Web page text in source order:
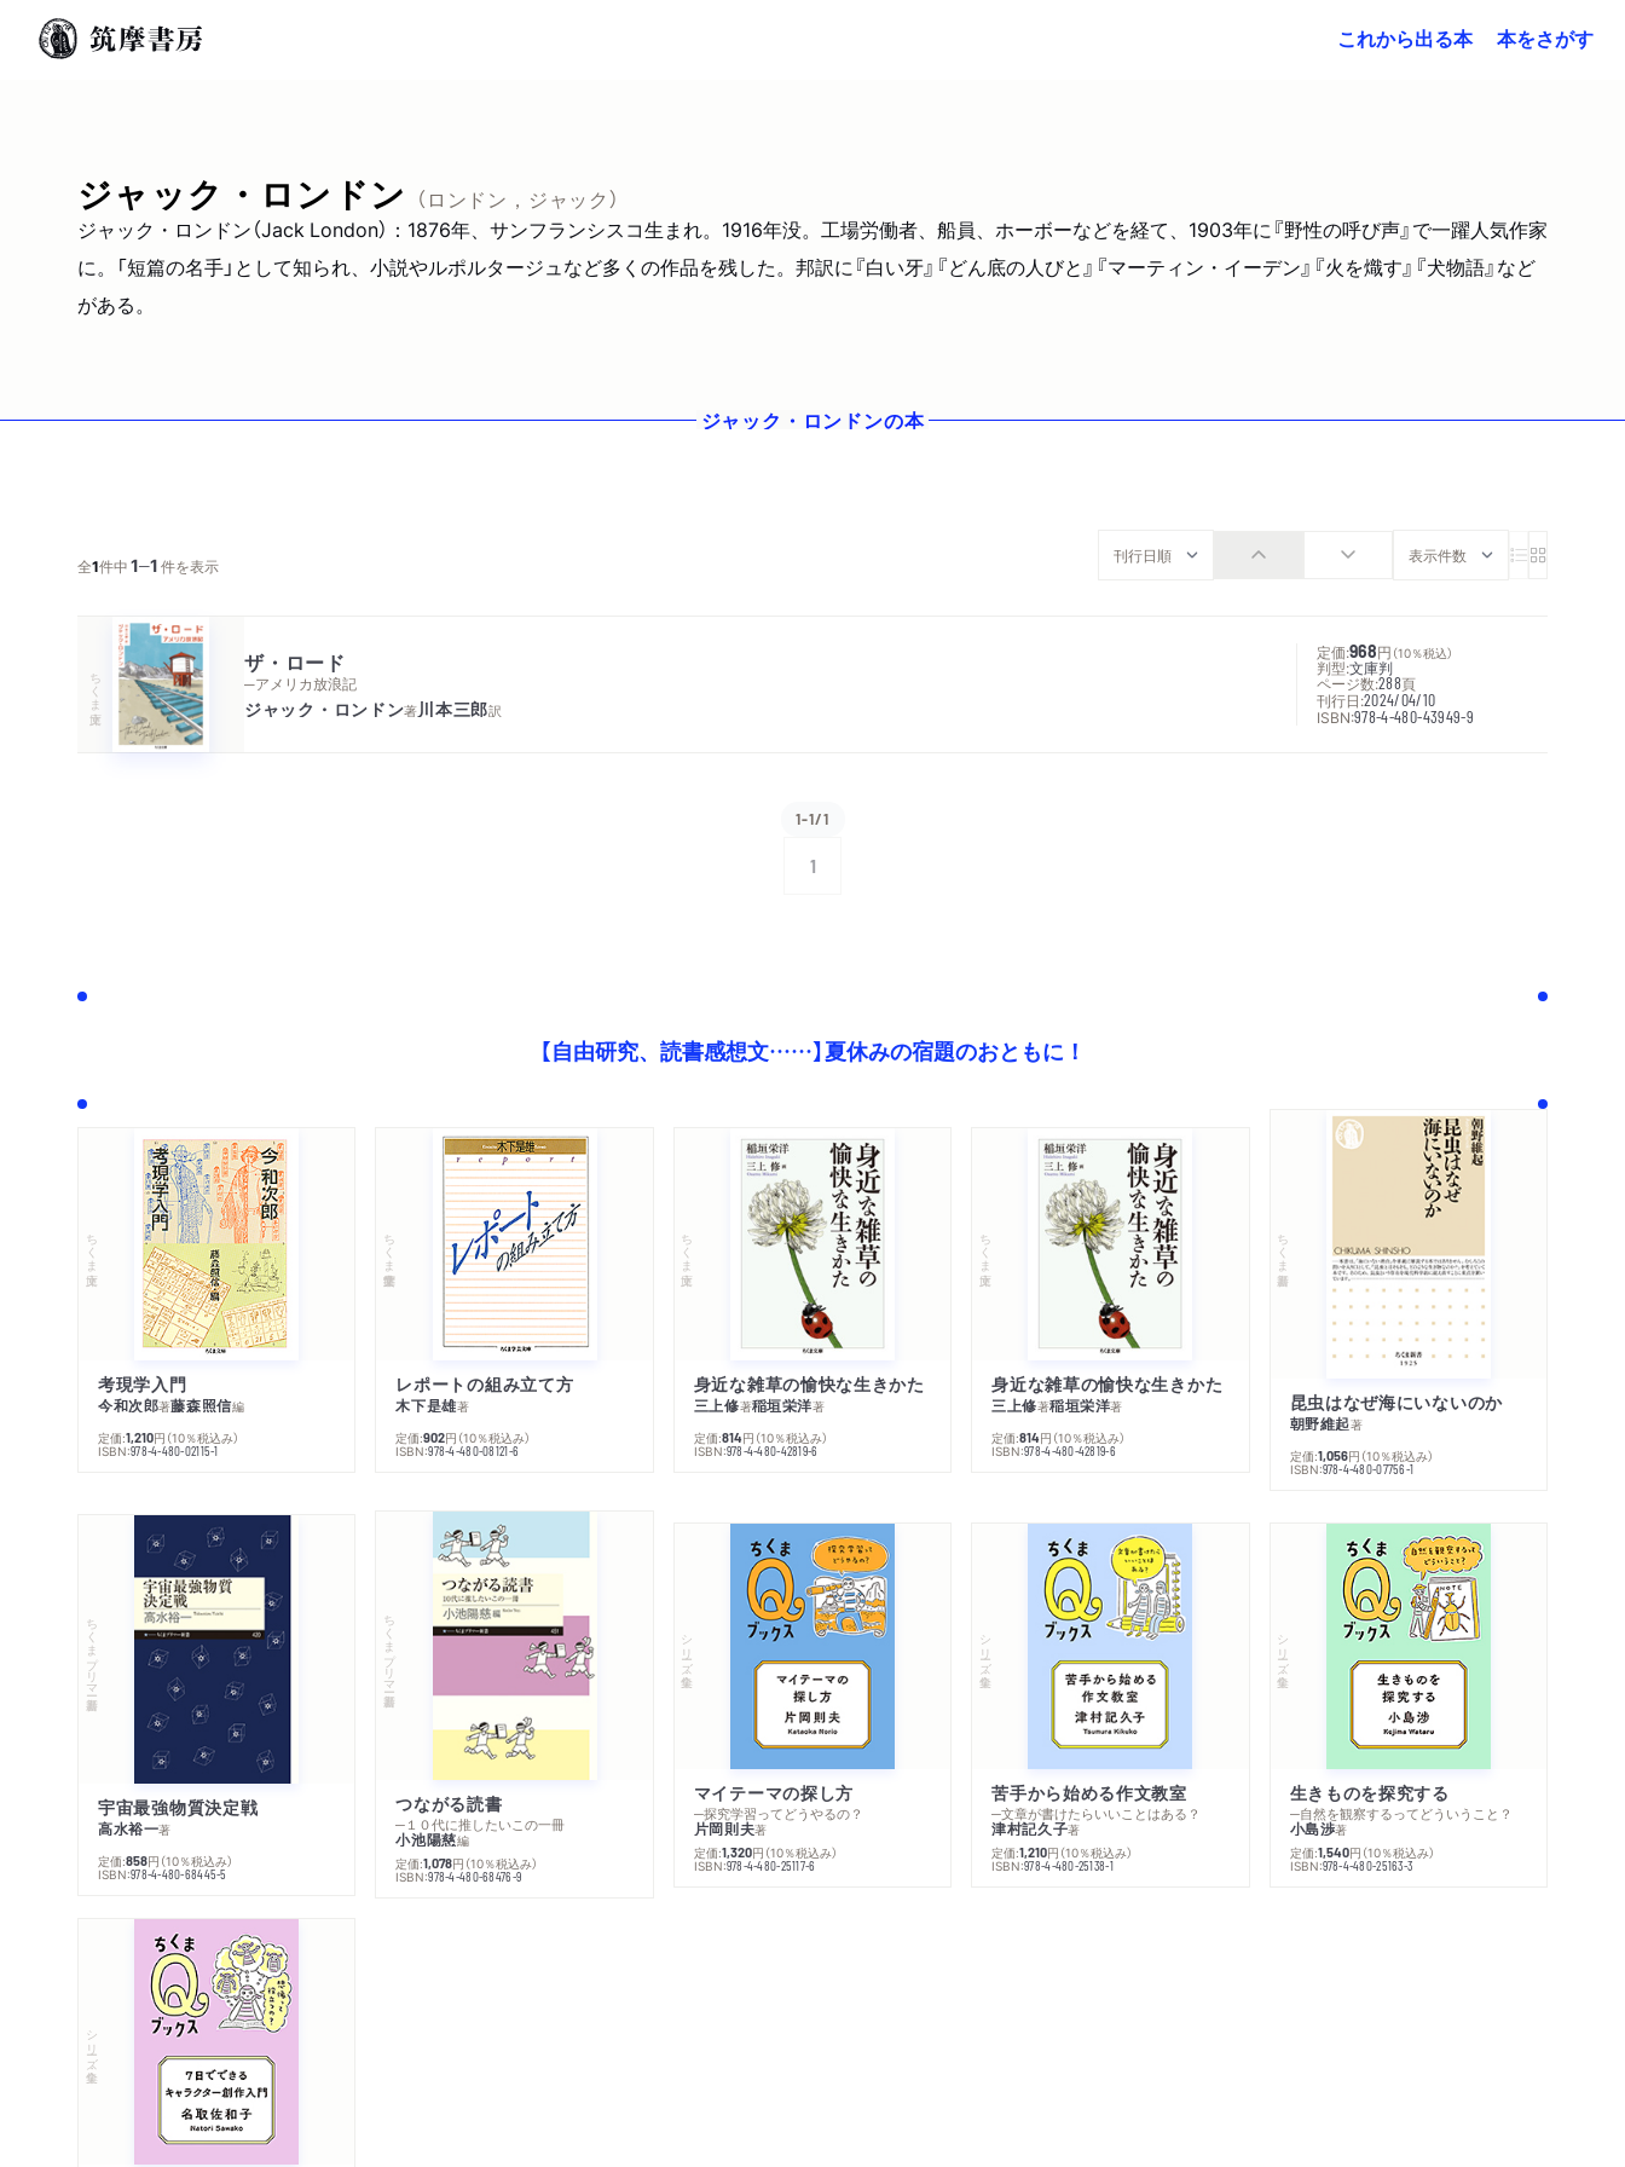
これから出る本 本をさがす
ジャック・ロンドン （ロンドン，ジャック）
ジャック・ロンドン（Jack London）：1876年、サンフランシスコ生まれ。1916年没。工場労働者、船員、ホーボーなどを経て、1903年に『野性の呼び声』で一躍人気作家
に。「短篇の名手」として知られ、小説やルポルタージュなど多くの作品を残した。邦訳に『白い牙』『どん底の人びと』『マーティン・イーデン』『火を熾す』『犬物語』など
がある。
ジャック・ロンドンの本
全1件中1─1件を表示
ちくま文庫
ザ・ロード
─アメリカ放浪記
ジャック・ロンドン著川本三郎訳
定価:968円 （10％税込）
判型:文庫判
ページ数:288頁
刊行日:2024/04/10
ISBN:978-4-480-43949-9
1-1/1
1
【自由研究、読書感想文……】夏休みの宿題のおともに！
ちくま文庫
考現学入門
今和次郎著藤森照信編
定価:1,210円 （10％税込み）
ISBN:978-4-480-02115-1
ちくま学芸文庫
レポートの組み立て方
木下是雄著
定価:902円 （10％税込み）
ISBN:978-4-480-08121-6
ちくま文庫
身近な雑草の愉快な生きかた
三上修著稲垣栄洋著
定価:814円 （10％税込み）
ISBN:978-4-480-42819-6
ちくま文庫
身近な雑草の愉快な生きかた
三上修著稲垣栄洋著
定価:814円 （10％税込み）
ISBN:978-4-480-42819-6
ちくま新書
昆虫はなぜ海にいないのか
朝野維起著
定価:1,056円 （10％税込み）
ISBN:978-4-480-07756-1
ちくまプリマー新書
宇宙最強物質決定戦
高水裕一著
定価:858円 （10％税込み）
ISBN:978-4-480-68445-5
ちくまプリマー新書
つながる読書
─１０代に推したいこの一冊
小池陽慈編
定価:1,078円 （10％税込み）
ISBN:978-4-480-68476-9
シリーズ・全集
マイテーマの探し方
─探究学習ってどうやるの？
片岡則夫著
定価:1,320円 （10％税込み）
ISBN:978-4-480-25117-6
シリーズ・全集
苦手から始める作文教室
─文章が書けたらいいことはある？
津村記久子著
定価:1,210円 （10％税込み）
ISBN:978-4-480-25138-1
シリーズ・全集
生きものを探究する
─自然を観察するってどういうこと？
小島渉著
定価:1,540円 （10％税込み）
ISBN:978-4-480-25163-3
シリーズ・全集